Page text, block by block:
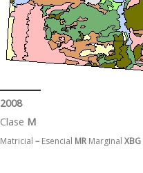
2008
Clase M
Matricial – Esencial MR Marginal XBG